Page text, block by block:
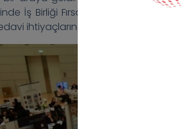
İş Birliği Fırsatları Konferansı
ihtiyaçlarına ilişkin fikir alma